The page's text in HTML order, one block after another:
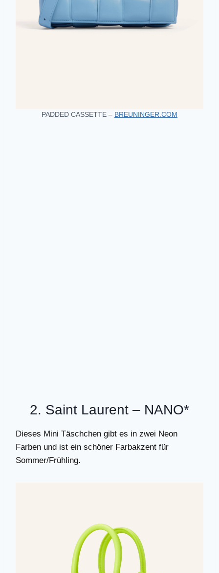
PADDED CASSETTE – BREUNINGER.COM
2. Saint Laurent – NANO*
Dieses Mini Täschchen gibt es in zwei Neon
Farben und ist ein schöner Farbakzent für
Sommer/Frühling.